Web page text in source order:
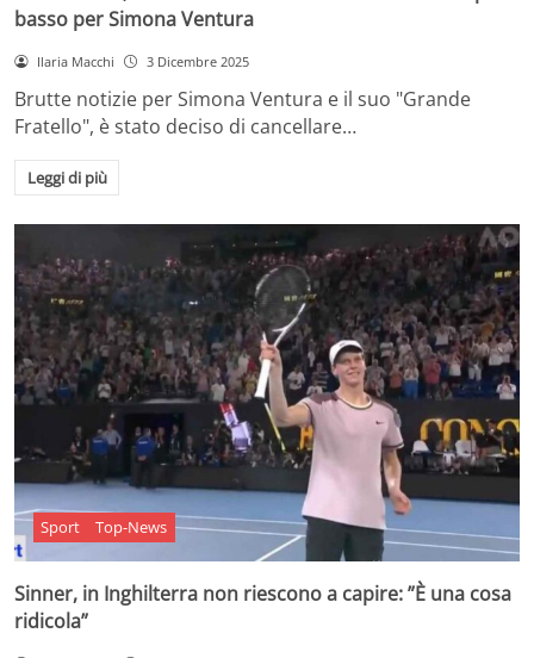
basso per Simona Ventura
Ilaria Macchi 3 Dicembre 2025
Brutte notizie per Simona Ventura e il suo "Grande
Fratello", è stato deciso di cancellare…
Leggi di più
Sport Top-News
Sinner, in Inghilterra non riescono a capire: ”È una cosa
ridicola”